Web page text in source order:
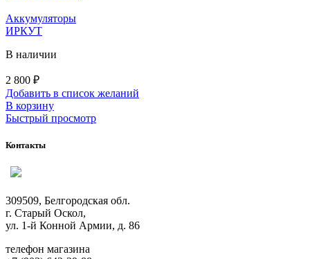
Аккумуляторы
ИРКУТ
В наличии
2 800 ₽
Добавить в список желаний
В корзину
Быстрый просмотр
Контакты
309509, Белгородская обл.
г. Старый Оскол,
ул. 1-й Конной Армии, д. 86
телефон магазина